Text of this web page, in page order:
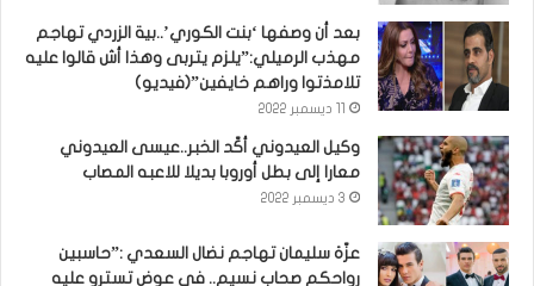
بعد أن وصفها ‘بنت الكوري’..بية الزردي تهاجم
مهذب الرميلي:”يلزم يتربى وهذا أش قالوا عليه
تلامذتوا وراهم خايفين”(فيديو)
وكيل العيدوني أكّد الخبر..عيسى العيدوني
معارا إلى بطل أوروبا بديلا للاعبه المصاب
3 ديسمبر 2022
عزّة سليمان تهاجم نضال السعدي :”حاسبين
رواحكم صحاب نسيم.. في عوض تسترو عليه